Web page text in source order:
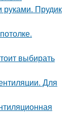
руками. Прудик
выбирать
Для